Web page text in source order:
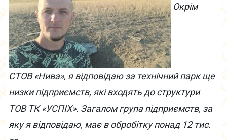
Окрім
СТОВ «Нива», я відповідаю за технічний парк ще
низки підприємств, які входять до структури
ТОВ ТК «УСПІХ». Загалом група підприємств, за
яку я відповідаю, має в обробітку понад 12 тис.